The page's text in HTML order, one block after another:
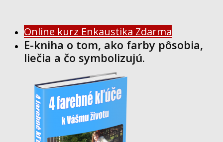
Online kurz Enkaustika Zdarma
E-kniha o tom, ako farby pôsobia,
liečia a čo symbolizujú.